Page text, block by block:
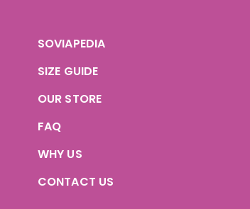
SOVIAPEDIA
SIZE GUIDE
OUR STORE
FAQ
WHY US
CONTACT US